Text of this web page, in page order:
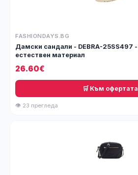
FASHIONDAYS.BG
Дамски сандали - DEBRA-25SS497 - бежови -
естествен материал
26.60€
🛒 Към офертата
👁 23 прегледа